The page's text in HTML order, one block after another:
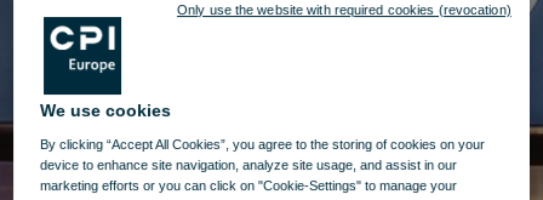
We use cookies
By clicking “Accept All Cookies”, you agree to the storing of cookies on your
device to enhance site navigation, analyze site usage, and assist in our
marketing efforts or you can click on "Cookie-Settings" to manage your
Only use the website with required cookies (revocation)